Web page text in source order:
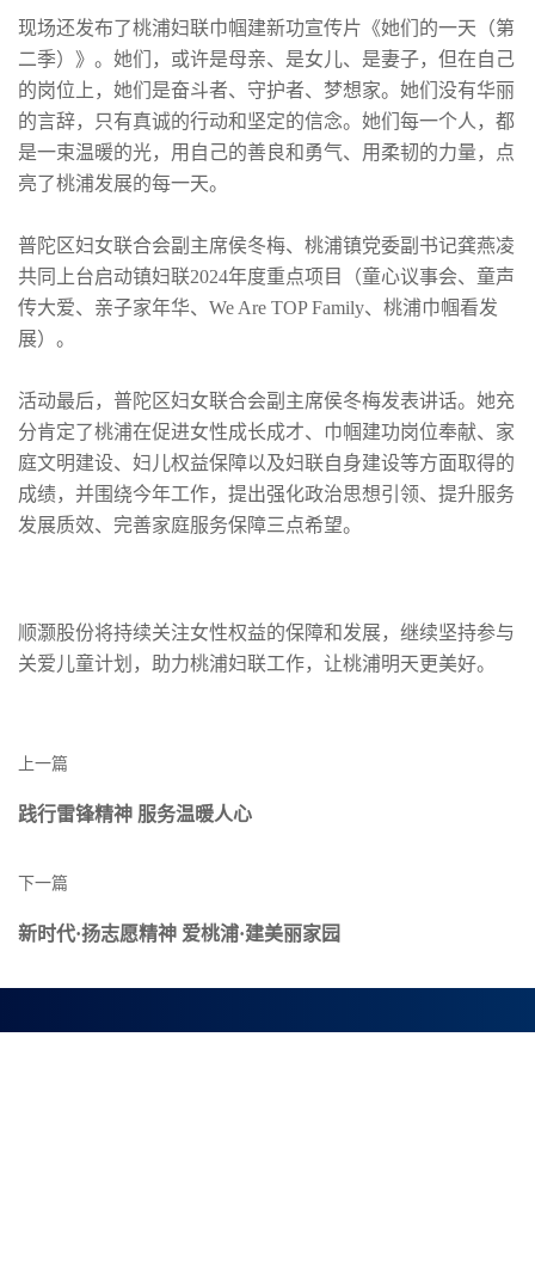
现场还发布了桃浦妇联巾帼建新功宣传片《她们的一天（第
二季）》。她们，或许是母亲、是女儿、是妻子，但在自己
的岗位上，她们是奋斗者、守护者、梦想家。她们没有华丽
的言辞，只有真诚的行动和坚定的信念。她们每一个人，都
是一束温暖的光，用自己的善良和勇气、用柔韧的力量，点
亮了桃浦发展的每一天。
普陀区妇女联合会副主席侯冬梅、桃浦镇党委副书记龚燕凌
共同上台启动镇妇联2024年度重点项目（童心议事会、童声
传大爱、亲子家年华、We Are TOP Family、桃浦巾帼看发
展）。
活动最后，普陀区妇女联合会副主席侯冬梅发表讲话。她充
分肯定了桃浦在促进女性成长成才、巾帼建功岗位奉献、家
庭文明建设、妇儿权益保障以及妇联自身建设等方面取得的
成绩，并围绕今年工作，提出强化政治思想引领、提升服务
发展质效、完善家庭服务保障三点希望。
顺灏股份将持续关注女性权益的保障和发展，继续坚持参与
关爱儿童计划，助力桃浦妇联工作，让桃浦明天更美好。
上一篇
践行雷锋精神 服务温暖人心
下一篇
新时代·扬志愿精神 爱桃浦·建美丽家园